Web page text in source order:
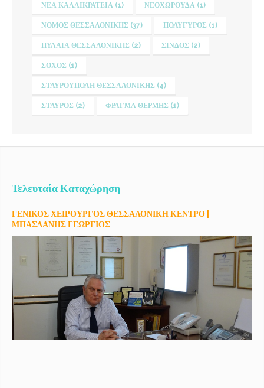
ΝΈΑ ΚΑΛΛΙΚΡΆΤΕΙΑ (1) ΝΕΟΧΩΡΟΎΔΑ (1)
ΝΟΜΌΣ ΘΕΣΣΑΛΟΝΊΚΗΣ (37) ΠΟΛΎΓΥΡΟΣ (1)
ΠΥΛΑΊΑ ΘΕΣΣΑΛΟΝΊΚΗΣ (2) ΣΊΝΔΟΣ (2)
ΣΟΧΌΣ (1)
ΣΤΑΥΡΟΎΠΟΛΗ ΘΕΣΣΑΛΟΝΊΚΗΣ (4)
ΣΤΑΥΡΌΣ (2) ΦΡΆΓΜΑ ΘΈΡΜΗΣ (1)
Τελευταία Καταχώρηση
ΓΕΝΙΚΟΣ ΧΕΙΡΟΥΡΓΟΣ ΘΕΣΣΑΛΟΝΙΚΗ ΚΕΝΤΡΟ |
ΜΠΑΣΔΑΝΗΣ ΓΕΩΡΓΙΟΣ